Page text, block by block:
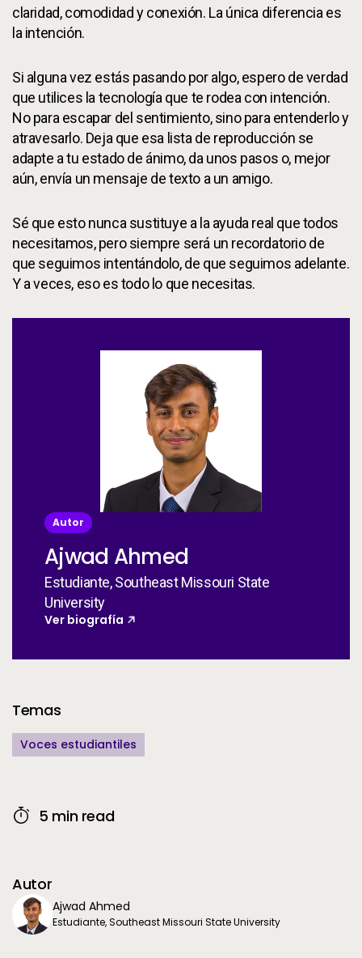
claridad, comodidad y conexión. La única diferencia es
la intención.
Si alguna vez estás pasando por algo, espero de verdad
que utilices la tecnología que te rodea con intención.
No para escapar del sentimiento, sino para entenderlo y
atravesarlo. Deja que esa lista de reproducción se
adapte a tu estado de ánimo, da unos pasos o, mejor
aún, envía un mensaje de texto a un amigo.
Sé que esto nunca sustituye a la ayuda real que todos
necesitamos, pero siempre será un recordatorio de
que seguimos intentándolo, de que seguimos adelante.
Y a veces, eso es todo lo que necesitas.
Autor
Ajwad Ahmed
Estudiante, Southeast Missouri State
University
Ver biografía
Additional Information
Temas
Voces estudiantiles
5 min read
Autor
Ajwad Ahmed
Estudiante, Southeast Missouri State University